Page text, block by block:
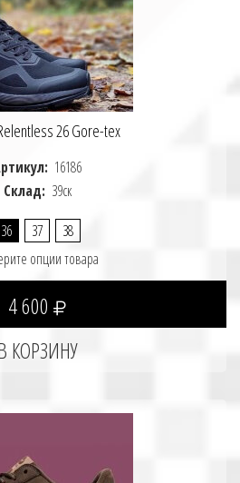
26 Gore-tex
16186
Склад: 39ск
36 37
38
опции товара
4 600